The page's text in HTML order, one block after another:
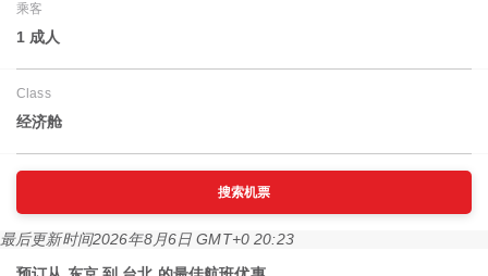
乘客
1 成人
Class
经济舱
搜索机票
最后更新时间2026年8月6日 GMT+0 20:23